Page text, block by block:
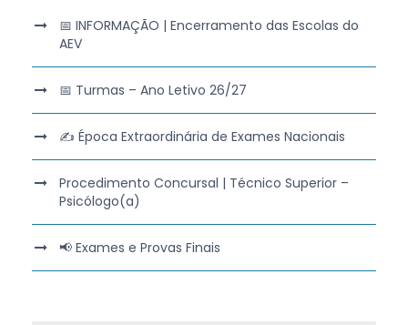
📅 INFORMAÇÃO | Encerramento das Escolas do
AEV
📅 Turmas – Ano Letivo 26/27
✍️ Época Extraordinária de Exames Nacionais
Procedimento Concursal | Técnico Superior –
Psicólogo(a)
📢 Exames e Provas Finais